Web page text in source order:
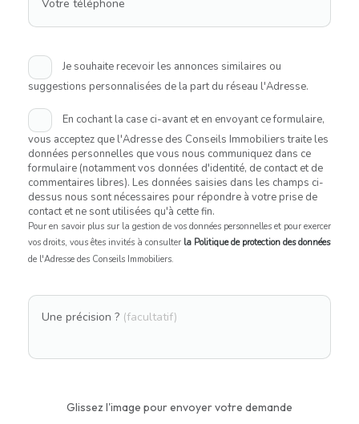
Votre téléphone
Je souhaite recevoir les annonces similaires ou
suggestions personnalisées de la part du réseau l'Adresse.
En cochant la case ci-avant et en envoyant ce formulaire,
vous acceptez que l'Adresse des Conseils Immobiliers traite les
données personnelles que vous nous communiquez dans ce
formulaire (notamment vos données d'identité, de contact et de
commentaires libres). Les données saisies dans les champs ci-
dessus nous sont nécessaires pour répondre à votre prise de
contact et ne sont utilisées qu'à cette fin.
Pour en savoir plus sur la gestion de vos données personnelles et pour exercer
vos droits, vous êtes invités à consulter la Politique de protection des données
de l'Adresse des Conseils Immobiliers.
Une précision ? (facultatif)
Glissez l'image pour envoyer votre demande